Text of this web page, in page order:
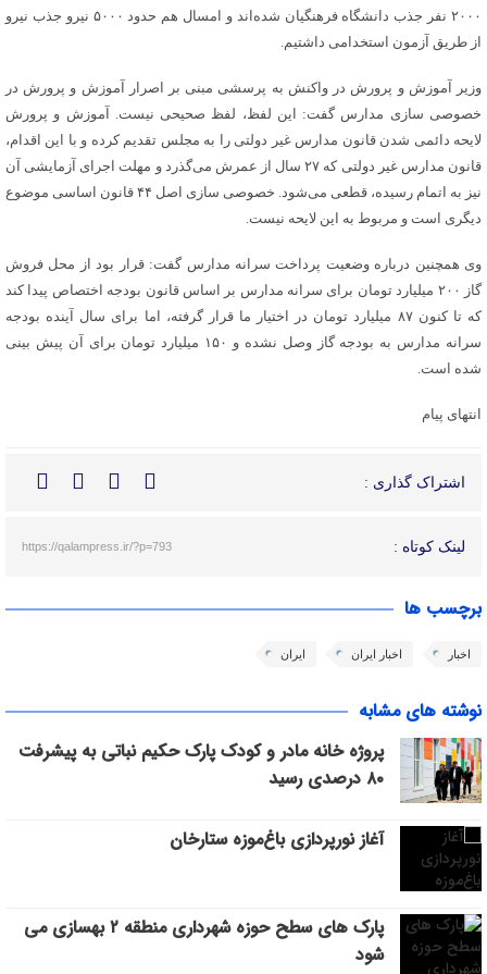
۲۰۰۰ نفر جذب دانشگاه فرهنگیان شده‌اند و امسال هم حدود ۵۰۰۰ نیرو جذب نیرو
از طریق آزمون استخدامی داشتیم.
وزیر آموزش و پرورش در واکنش به پرسشی مبنی بر اصرار آموزش و پرورش در
خصوصی سازی مدارس گفت: این لفظ، لفظ صحیحی نیست. آموزش و پرورش
لایحه دائمی شدن قانون مدارس غیر دولتی را به مجلس تقدیم کرده و با این اقدام،
قانون مدارس غیر دولتی که ۲۷ سال از عمرش می‌گذرد و مهلت اجرای آزمایشی آن
نیز به اتمام رسیده، قطعی می‌شود. خصوصی سازی اصل ۴۴ قانون اساسی موضوع
دیگری است و مربوط به این لایحه نیست.
وی همچنین درباره وضعیت پرداخت سرانه مدارس گفت: قرار بود از محل فروش
گاز ۲۰۰ میلیارد تومان برای سرانه مدارس بر اساس قانون بودجه اختصاص پیدا کند
که تا کنون ۸۷ میلیارد تومان در اختیار ما قرار گرفته، اما برای سال آینده بودجه
سرانه مدارس به بودجه گاز وصل نشده و ۱۵۰ میلیارد تومان برای آن پیش بینی
شده است.
انتهای پیام
اشتراک گذاری :
لینک کوتاه : https://qalampress.ir/?p=793
برچسب ها
اخبار اخبار ایران ایران
نوشته های مشابه
پروژه خانه مادر و کودک پارک حکیم نباتی به پیشرفت
۸۰ درصدی رسید
آغاز نورپردازی باغ‌موزه ستارخان
پارک های سطح حوزه شهرداری منطقه ۲ بهسازی می
شود